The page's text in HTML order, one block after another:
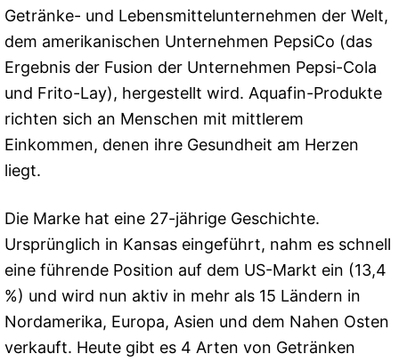
Getränke- und Lebensmittelunternehmen der Welt,
dem amerikanischen Unternehmen PepsiCo (das
Ergebnis der Fusion der Unternehmen Pepsi-Cola
und Frito-Lay), hergestellt wird. Aquafin-Produkte
richten sich an Menschen mit mittlerem
Einkommen, denen ihre Gesundheit am Herzen
liegt.
Die Marke hat eine 27-jährige Geschichte.
Ursprünglich in Kansas eingeführt, nahm es schnell
eine führende Position auf dem US-Markt ein (13,4
%) und wird nun aktiv in mehr als 15 Ländern in
Nordamerika, Europa, Asien und dem Nahen Osten
verkauft. Heute gibt es 4 Arten von Getränken